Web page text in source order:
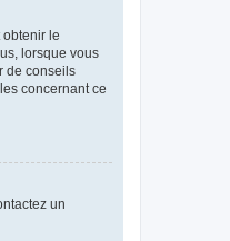
le
lorsque vous
de conseils
concernant ce
un